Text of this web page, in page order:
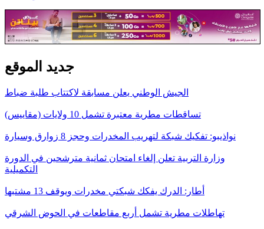
جديد الموقع
الجيش الوطني يعلن مسابقة لاكتتاب طلبة ضباط
تساقطات مطرية معتبرة تشمل 10 ولايات (مقاييس)
نواذيبو: تفكيك شبكة لتهريب المخدرات وحجز 8 زوارق وسيارة
وزارة التربية تعلن إلغاء امتحان ثمانية مترشحين في الدورة
التكميلية
أطار: الدرك يفكك شبكتي مخدرات ويوقف 13 مشتبها
تهاطلات مطرية تشمل أربع مقاطعات في الحوض الشرقي